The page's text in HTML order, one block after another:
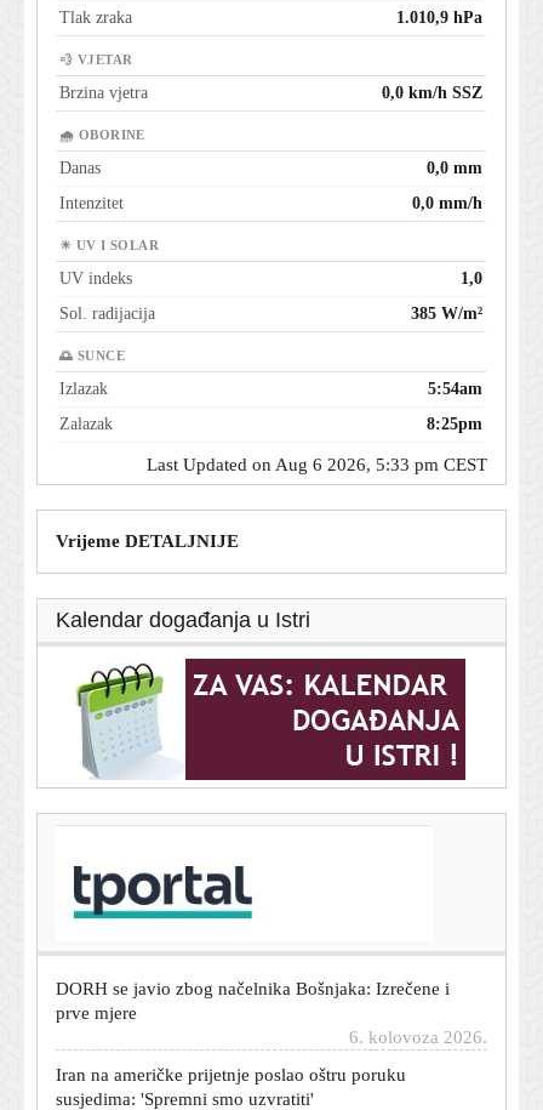
Tlak zraka
1.010,9 hPa
💨 VJETAR
Brzina vjetra 0,0 km/h SSZ
🌧 OBORINE
Danas
0,0 mm
Intenzitet
0,0 mm/h
☀ UV I SOLAR
UV indeks
1,0
Sol. radijacija
385 W/m²
🌅 SUNCE
Izlazak
5:54am
Zalazak
8:25pm
Last Updated on Aug 6 2026, 5:33 pm CEST
Vrijeme DETALJNIJE
Kalendar događanja u Istri
Jagušić briljirao u Europi i oduševio Grke: Evo što pišu
nakon nove sjajne utakmice
prve mjere
Iran na američke prijetnje poslao oštru poruku
susjedima: 'Spremni smo uzvratiti'